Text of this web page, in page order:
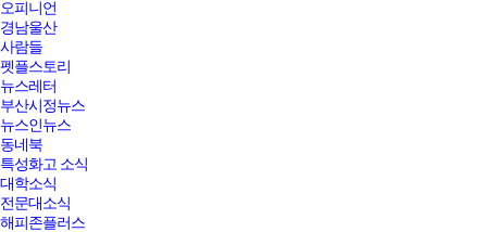
오피니언
경남울산
사람들
펫플스토리
뉴스레터
부산시정뉴스
뉴스인뉴스
동네북
특성화고 소식
대학소식
전문대소식
해피존플러스